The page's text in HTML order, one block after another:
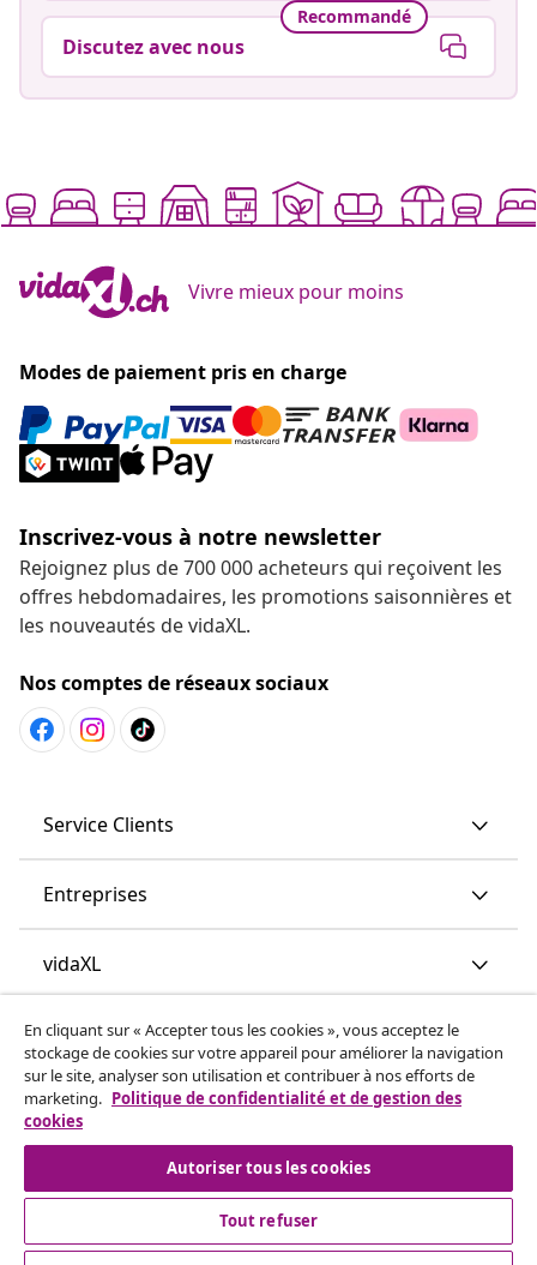
Recommandé
Discutez avec nous
Vivre mieux pour moins
Modes de paiement pris en charge
Inscrivez-vous à notre newsletter
Rejoignez plus de 700 000 acheteurs qui reçoivent les
offres hebdomadaires, les promotions saisonnières et
les nouveautés de vidaXL.
Nos comptes de réseaux sociaux
Service Clients
Entreprises
vidaXL
More content links
© 2008-2026 www.vidaxl.ch est un site web de TM
Handelsgesellschaft GmbH
En cliquant sur « Accepter tous les cookies », vous acceptez le
stockage de cookies sur votre appareil pour améliorer la navigation
sur le site, analyser son utilisation et contribuer à nos efforts de
marketing. Politique de confidentialité et de gestion des
cookies
Autoriser tous les cookies
Tout refuser